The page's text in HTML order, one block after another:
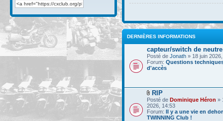
DERNIÈRES INFORMATIONS
capteur/switch de neutre
Posté de Jonath » 18 juin
Forum: Questions
d'accès
RIP
Posté de Dominique Héron »
2026, 14:53
Forum: Il y a une vie en
TWINNING Club !